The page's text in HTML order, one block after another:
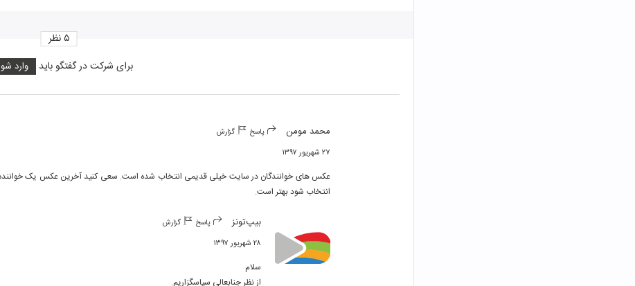
برای شرکت در گفتگو باید وارد
۵نظر
محمد مومن پاسخ گزارش
۲۷ شهریور ۱۳۹۷
انتخاب شود بهتر است.
بیپ‌تونز پاسخ گزارش
۲۸ شهریور ۱۳۹۷